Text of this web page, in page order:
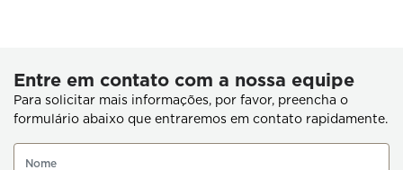
Entre em contato com a nossa equipe
Para solicitar mais informações, por favor, preencha o
formulário abaixo que entraremos em contato rapidamente.